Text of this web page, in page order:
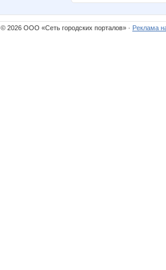
© 2026 ООО «Сеть городских порталов» · Реклама